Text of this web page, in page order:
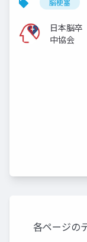
脳梗塞
日本脳卒
中協会
各ページの